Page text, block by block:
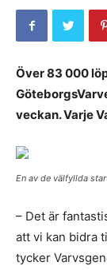
Över 83 000
veckan. Varje
En av de välfyllda
– Det är
att vi kan bidra
tycker